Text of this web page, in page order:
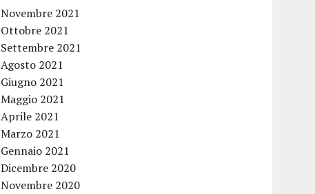
Novembre 2021
Ottobre 2021
Settembre 2021
Agosto 2021
Giugno 2021
Maggio 2021
Aprile 2021
Marzo 2021
Gennaio 2021
Dicembre 2020
Novembre 2020